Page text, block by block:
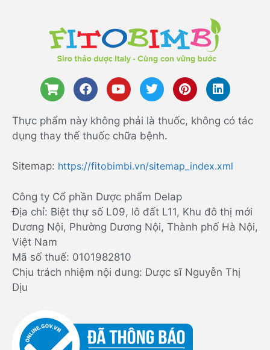
Thực phẩm này không phải là thuốc, không có tác
dụng thay thế thuốc chữa bệnh.
Sitemap: https://fitobimbi.vn/sitemap_index.xml
Công ty Cổ phần Dược phẩm Delap
Địa chỉ: Biệt thự số L09, lô đất L11, Khu đô thị mới
Dương Nội, Phường Dương Nội, Thành phố Hà Nội,
Việt Nam
Mã số thuế: 0101982810
Chịu trách nhiệm nội dung: Dược sĩ Nguyễn Thị
Dịu